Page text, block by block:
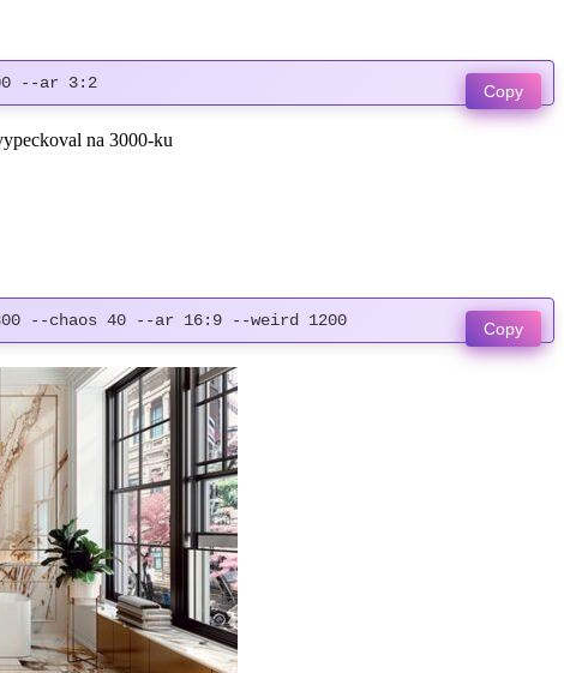
--ar 3:2 Copy
na 3000-ku
--chaos 40 --ar 16:9 --weird 1200 Copy